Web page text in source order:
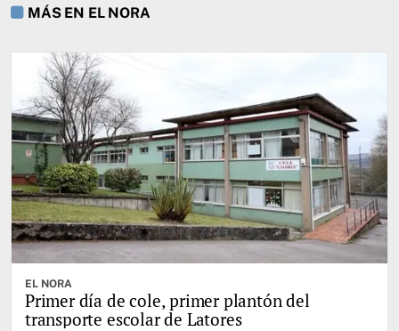
MÁS EN EL NORA
EL NORA
Primer día de cole, primer plantón del
transporte escolar de Latores